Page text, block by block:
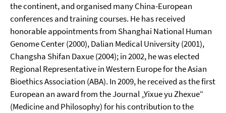
the continent, and organised many China-European
conferences and training courses. He has received
honorable appointments from Shanghai National Human
Genome Center (2000), Dalian Medical University (2001),
Changsha Shifan Daxue (2004); in 2002, he was elected
Regional Representative in Western Europe for the Asian
Bioethics Association (ABA). In 2009, he received as the first
European an award from the Journal „Yixue yu Zhexue“
(Medicine and Philosophy) for his contribution to the